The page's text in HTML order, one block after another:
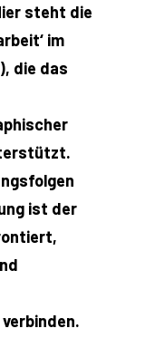
steht die
im
die das
ist der